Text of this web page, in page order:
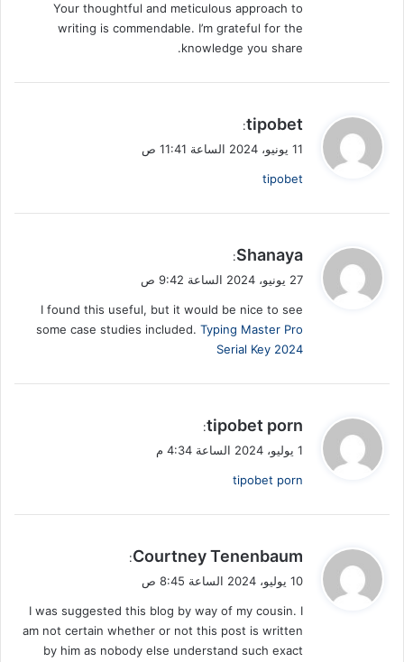
Your thoughtful and meticulous approach to
writing is commendable. I’m grateful for the
knowledge you share.
ي
ق
ل
tipobet
:
11 يونيو، 2024 الساعة 11:41 ص
tipobet
ي
ق
ل
Shanaya
:
27 يونيو، 2024 الساعة 9:42 ص
I found this useful, but it would be nice to see
some case studies included. Typing Master Pro
Serial Key 2024
ي
ق
ل
tipobet porn
:
1 يوليو، 2024 الساعة 4:34 م
tipobet porn
ي
ق
ل
Courtney Tenenbaum
:
10 يوليو، 2024 الساعة 8:45 ص
I was suggested this blog by way of my cousin. I
am not certain whether or not this post is written
by him as nobody else understand such exact